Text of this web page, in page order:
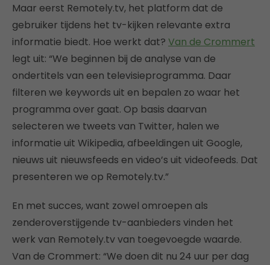
Maar eerst Remotely.tv, het platform dat de
gebruiker tijdens het tv-kijken relevante extra
informatie biedt. Hoe werkt dat? Van de Crommert
legt uit: “We beginnen bij de analyse van de
ondertitels van een televisieprogramma. Daar
filteren we keywords uit en bepalen zo waar het
programma over gaat. Op basis daarvan
selecteren we tweets van Twitter, halen we
informatie uit Wikipedia, afbeeldingen uit Google,
nieuws uit nieuwsfeeds en video’s uit videofeeds. Dat
presenteren we op Remotely.tv.”
En met succes, want zowel omroepen als
zenderoverstijgende tv-aanbieders vinden het
werk van Remotely.tv van toegevoegde waarde.
Van de Crommert: “We doen dit nu 24 uur per dag